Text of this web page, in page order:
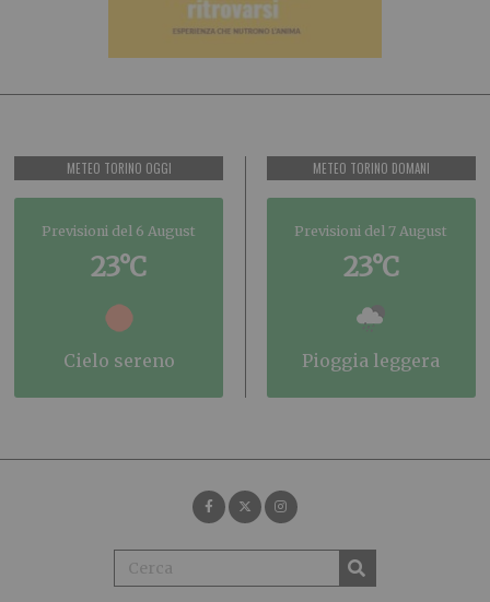
METEO TORINO OGGI
Previsioni del 6 August
23°C
cielo sereno
METEO TORINO DOMANI
Previsioni del 7 August
23°C
pioggia leggera